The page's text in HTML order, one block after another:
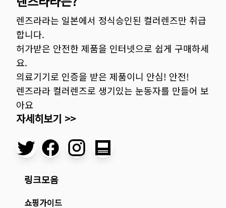
렌즈라라는 일본에서 정식승인된 컬러렌즈만 취급
합니다.
허가받은 안전한 제품을 인터넷으로 쉽게 구매하세
요.
의료기기로 인증을 받은 제품이니 안심! 안전!
렌즈라라 컬러렌즈로 생기있는 눈동자를 만들어 보
아요
자세히보기 >>
링크모음
쇼핑가이드